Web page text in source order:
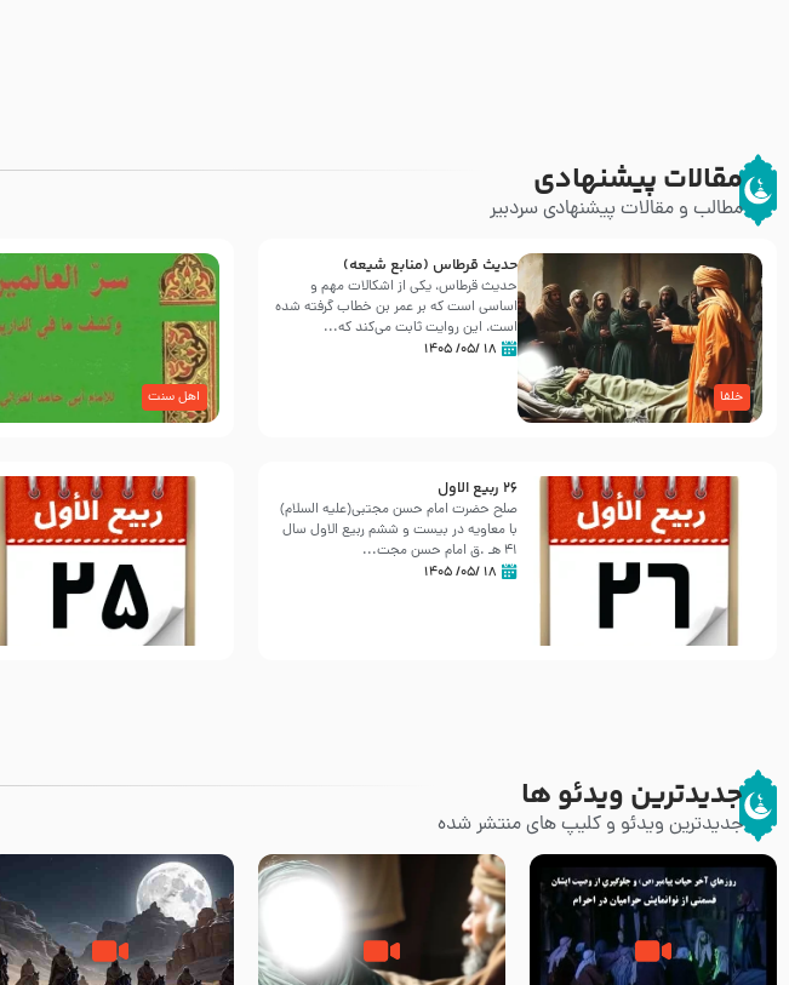
مقالات پیشنهادی
مطالب و مقالات پیشنهادی سردبیر
خلفا
حدیث قرطاس (منابع شیعه)
حدیث قرطاس، یکی از اشکالات مهم و
اساسی است که بر عمر بن خطاب گرفته شده
است، این روایت ثابت می‌کند که...
۱۸ /۰۵/ ۱۴۰۵
اهل سنت
26 ربيع الاول
صلح حضرت امام حسن مجتبی(علیه السلام)
با معاویه در بیست و ششم ربیع الاول سال
41 هـ .ق امام حسن مجت...
۱۸ /۰۵/ ۱۴۰۵
جدیدترین ویدئو ها
جدیدترین ویدئو و کلیپ های منتشر شده